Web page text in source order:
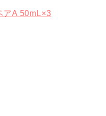
アA 50mL×3